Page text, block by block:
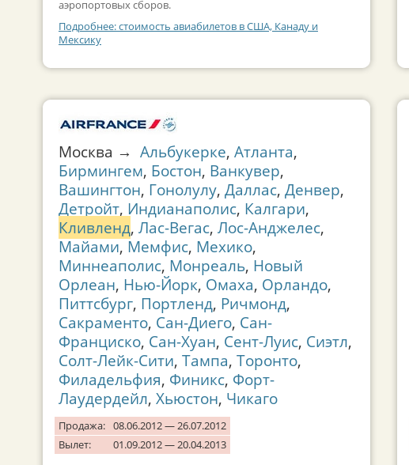
аэропортовых сборов.
Подробнее: стоимость авиабилетов в США, Канаду и
Мексику
Москва → Альбукерке, Атланта,
Бирмингем, Бостон, Ванкувер,
Вашингтон, Гонолулу, Даллас, Денвер,
Детройт, Индианаполис, Калгари,
Кливленд, Лас-Вегас, Лос-Анджелес,
Майами, Мемфис, Мехико,
Миннеаполис, Монреаль, Новый
Орлеан, Нью-Йорк, Омаха, Орландо,
Питтсбург, Портленд, Ричмонд,
Сакраменто, Сан-Диего, Сан-
Франциско, Сан-Хуан, Сент-Луис, Сиэтл,
Солт-Лейк-Сити, Тампа, Торонто,
Филадельфия, Финикс, Форт-
Лаудердейл, Хьюстон, Чикаго
Продажа: 08.06.2012 — 26.07.2012
Вылет:
01.09.2012 — 20.04.2013